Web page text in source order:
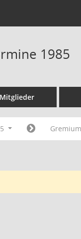
1985
Mitglieder